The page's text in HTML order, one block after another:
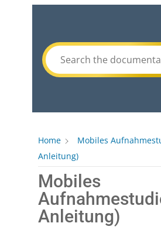
Home
Mobiles
Anleitung)
Mobiles
Anleitung)